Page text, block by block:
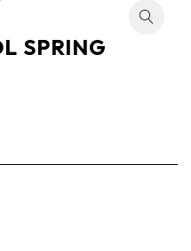
SPRING